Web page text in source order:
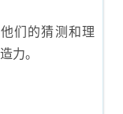
们的猜测和理
力。